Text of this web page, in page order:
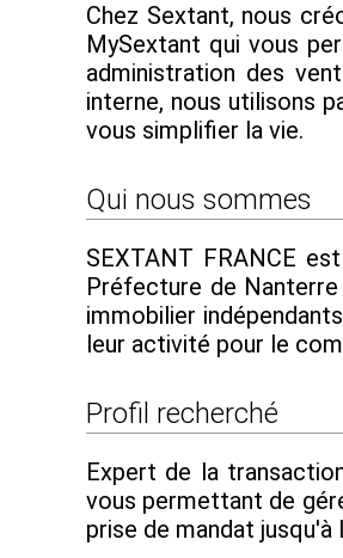
Chez Sextant, nous
MySextant qui vous
administration des
interne, nous utilisons
vous simplifier la vie.
Qui nous sommes
SEXTANT FRANCE
Préfecture de
immobilier
leur activité pour le
Profil recherché
Expert de la
vous permettant de
prise de mandat